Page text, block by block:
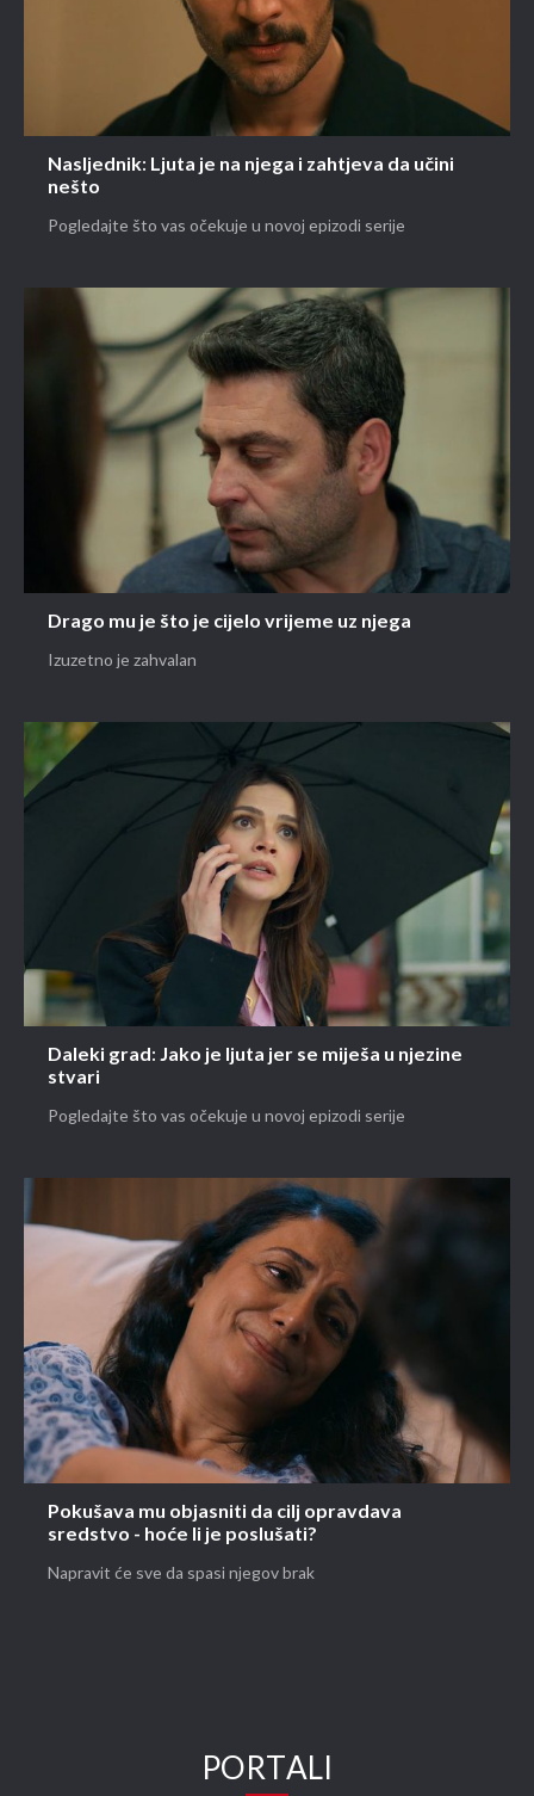
Nasljednik: Ljuta je na njega i zahtjeva da učini
nešto
Pogledajte što vas očekuje u novoj epizodi serije
Drago mu je što je cijelo vrijeme uz njega
Izuzetno je zahvalan
Daleki grad: Jako je ljuta jer se miješa u njezine
stvari
Pogledajte što vas očekuje u novoj epizodi serije
Pokušava mu objasniti da cilj opravdava
sredstvo - hoće li je poslušati?
Napravit će sve da spasi njegov brak
PORTALI